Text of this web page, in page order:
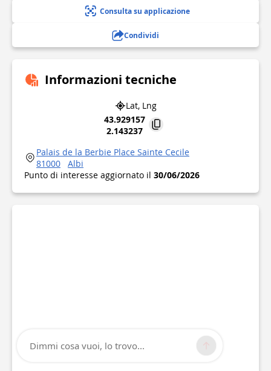
Consulta su applicazione
Condividi
Informazioni tecniche
Lat, Lng
43.929157
2.143237
Palais de la Berbie Place Sainte Cecile
81000
Albi
Punto di interesse aggiornato il 30/06/2026
Dimmi cosa vuoi, lo trovo...